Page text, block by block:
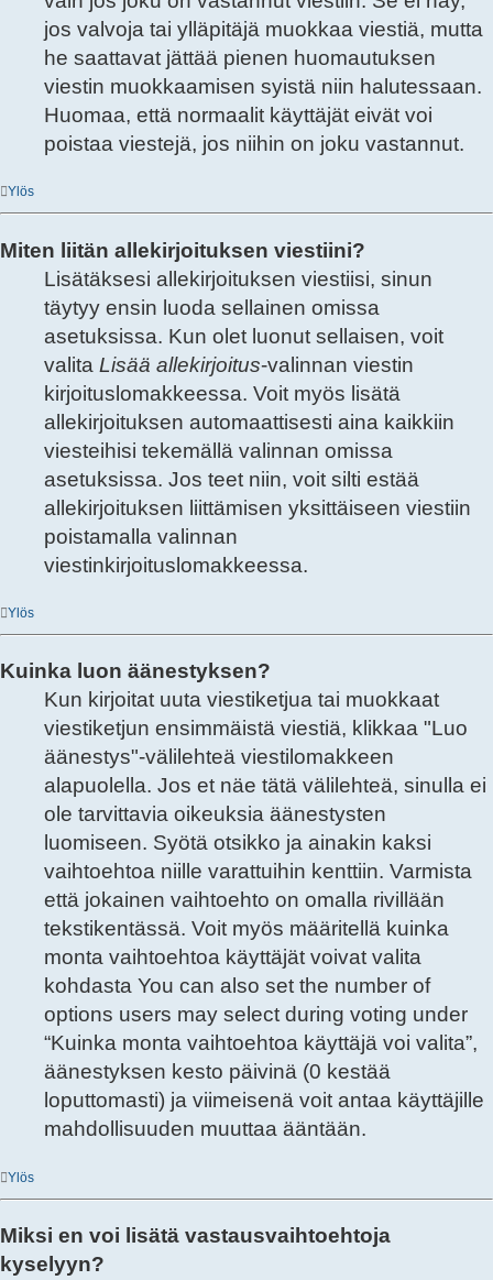
jos valvoja tai ylläpitäjä muokkaa viestiä, mutta
he saattavat jättää pienen huomautuksen
viestin muokkaamisen syistä niin halutessaan.
Huomaa, että normaalit käyttäjät eivät voi
poistaa viestejä, jos niihin on joku vastannut.
Ylös
Miten liitän allekirjoituksen viestiini?
Lisätäksesi allekirjoituksen viestiisi, sinun
täytyy ensin luoda sellainen omissa
asetuksissa. Kun olet luonut sellaisen, voit
valita Lisää allekirjoitus-valinnan viestin
kirjoituslomakkeessa. Voit myös lisätä
allekirjoituksen automaattisesti aina kaikkiin
viesteihisi tekemällä valinnan omissa
asetuksissa. Jos teet niin, voit silti estää
allekirjoituksen liittämisen yksittäiseen viestiin
poistamalla valinnan
viestinkirjoituslomakkeessa.
Ylös
Kuinka luon äänestyksen?
Kun kirjoitat uuta viestiketjua tai muokkaat
viestiketjun ensimmäistä viestiä, klikkaa "Luo
äänestys"-välilehteä viestilomakkeen
alapuolella. Jos et näe tätä välilehteä, sinulla ei
ole tarvittavia oikeuksia äänestysten
luomiseen. Syötä otsikko ja ainakin kaksi
vaihtoehtoa niille varattuihin kenttiin. Varmista
että jokainen vaihtoehto on omalla rivillään
tekstikentässä. Voit myös määritellä kuinka
monta vaihtoehtoa käyttäjät voivat valita
kohdasta You can also set the number of
options users may select during voting under
“Kuinka monta vaihtoehtoa käyttäjä voi valita”,
äänestyksen kesto päivinä (0 kestää
loputtomasti) ja viimeisenä voit antaa käyttäjille
mahdollisuuden muuttaa ääntään.
Ylös
Miksi en voi lisätä vastausvaihtoehtoja
kyselyyn?